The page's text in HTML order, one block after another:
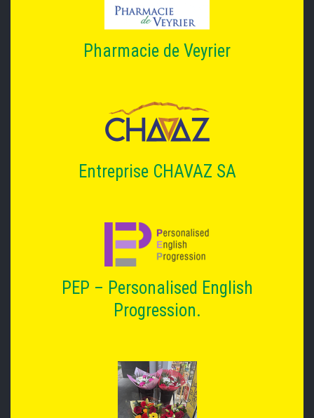
Pharmacie de Veyrier
Entreprise CHAVAZ SA
PEP – Personalised English
Progression.